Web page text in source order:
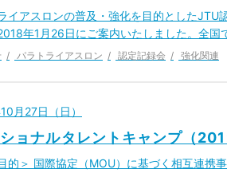
イアスロンの普及・強化を目的としたJTU
年1月26日にご案内いたしました。全
パラトライアスロン 認定記録会 強化関連
月27日（日）
ョナルタレントキャンプ（
的＞ 国際協定（MOU）に基づく相互連携